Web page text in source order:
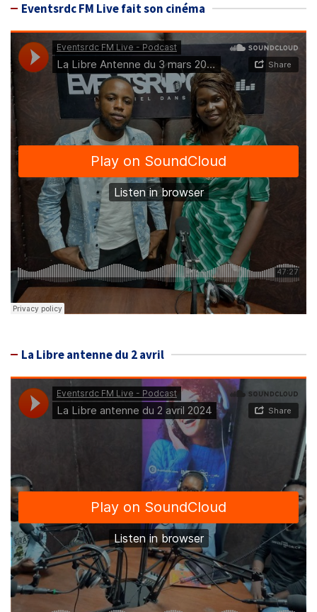
Eventsrdc FM Live fait son cinéma
La Libre antenne du 2 avril